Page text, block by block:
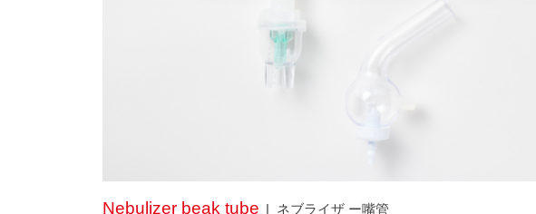
Nebulizer beak tube ネブライザ ー嘴管